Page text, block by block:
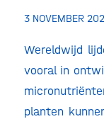
3 NOVEMBER
Wereldwijd
vooral in
planten